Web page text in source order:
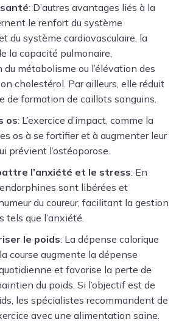
: D’autres avantages liés à la
le renfort du système
du système cardiovasculaire, la
la capacité pulmonaire,
du métabolisme ou l’élévation des
cholestérol. Par ailleurs, elle réduit
de formation de caillots sanguins.
os: L’exercice d’impact, comme la
os à se fortifier et à augmenter leur
prévient l’ostéoporose.
l’anxiété et le stress: En
sont libérées et
du coureur, facilitant la gestion
tels que l’anxiété.
le poids: La dépense calorique
course augmente la dépense
et favorise la perte de
du poids. Si l’objectif est de
les spécialistes recommandent de
avec une alimentation saine.